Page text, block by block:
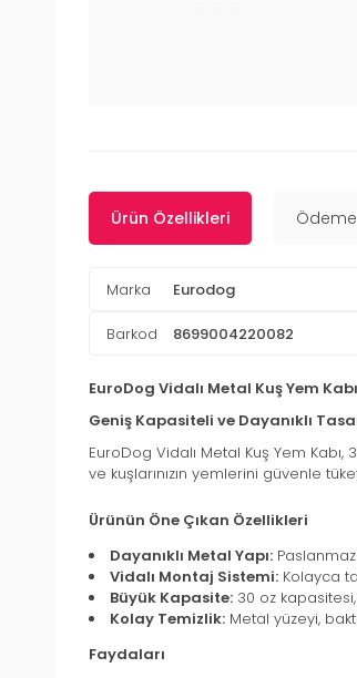
Ürün Özellikleri
Marka Eurodog
Barkod 8699004220082
EuroDog Vidalı Metal Kuş Yem
Geniş Kapasiteli ve Dayanıklı
EuroDog Vidalı Metal Kuş Yem
ve kuşlarınızın yemlerini güvenle
Ürünün Öne Çıkan Özellikleri
Dayanıklı Metal Yapı:
Vidalı Montaj Sistemi: Kolayca
Büyük Kapasite: 30 oz
Kolay Temizlik: Metal yüzeyi,
Faydaları